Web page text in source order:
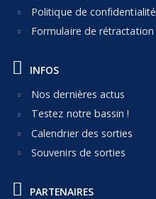
Politique de confidentialité
Formulaire de rétractation
INFOS
Nos dernières actus
Testez notre bassin !
Calendrier des sorties
Souvenirs de sorties
PARTENAIRES